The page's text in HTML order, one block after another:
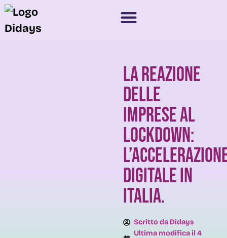
La reazione
delle
imprese al
lockdown:
digitale in
Italia.
Scritto da Didays
Ultima modifica il 4